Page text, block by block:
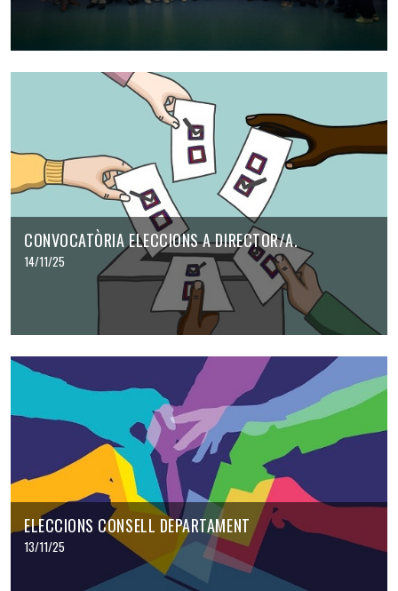
CONVOCATÒRIA ELECCIONS A DIRECTOR/A.
14/11/25
ELECCIONS CONSELL DEPARTAMENT
13/11/25